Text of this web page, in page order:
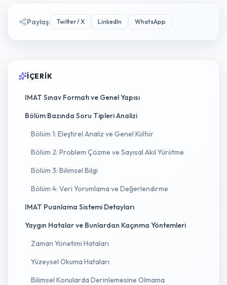
Paylaş: Twitter / X LinkedIn WhatsApp
İÇERIK
IMAT Sınav Formatı ve Genel Yapısı
Bölüm Bazında Soru Tipleri Analizi
Bölüm 1: Eleştirel Analiz ve Genel Kültür
Bölüm 2: Problem Çözme ve Sayısal Akıl Yürütme
Bölüm 3: Bilimsel Bilgi
Bölüm 4: Veri Yorumlama ve Değerlendirme
IMAT Puanlama Sistemi Detayları
Yaygın Hatalar ve Bunlardan Kaçınma Yöntemleri
Zaman Yönetimi Hataları
Yüzeysel Okuma Hataları
Bilimsel Konularda Derinlemesine Olmama